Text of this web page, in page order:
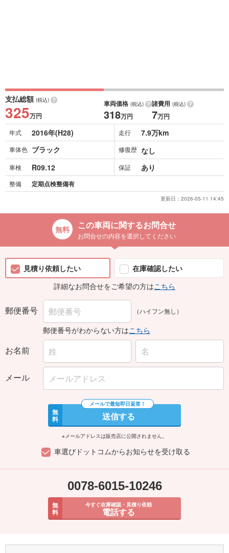
支払総額 (税込)
325万円
車両価格 (税込)
318万円
諸費用 (税込)
7万円
年式 2016年(H28) 走行 7.9万km
車体色 ブラック 修復歴 なし
車検 R09.12 保証 あり
整備 定期点検整備有
更新日： 2026-05-11 14:45
この車両に関するお問合せ
お問合せの内容を選択してください
見積り依頼したい
在庫確認したい
詳細なお問合せをご希望の方はこちら
郵便番号 （ハイフン無し）
郵便番号がわからない方はこちら
お名前
メール
無
料 送信する
※メールアドレスは販売店に公開されません。
車選びドットコムからお知らせを受け取る
0078-6015-10246
無
料
今すぐ在庫確認・見積り依頼
電話する